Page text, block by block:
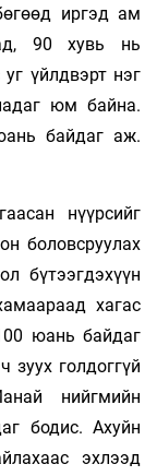
иргэд ам
90 хувь нь
үйлдвэрт нэг
юм байна.
байдаг аж.
нүүрсийг
боловсруулах
бүтээгдэхүүн
хагас
юань байдаг
голдоггүй
нийгмийн
бодис. Ахуйн
эхлээд